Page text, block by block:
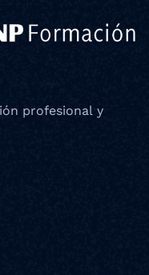
profesional y